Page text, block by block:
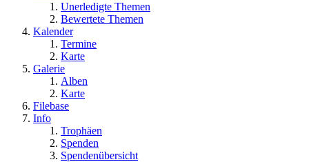
Unerledigte Themen
Bewertete Themen
Kalender
Termine
Karte
Galerie
Alben
Karte
Filebase
Info
Trophäen
Spenden
Spendenübersicht